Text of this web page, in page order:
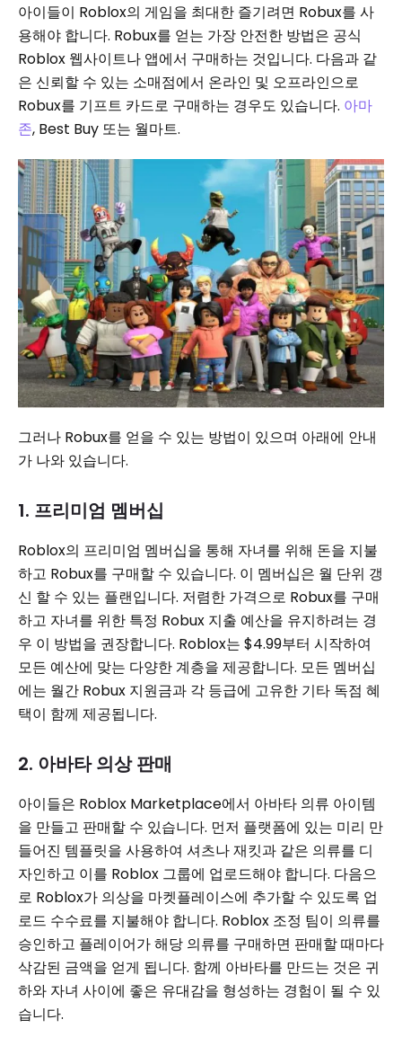
아이들이 Roblox의 게임을 최대한 즐기려면 Robux를 사
용해야 합니다. Robux를 얻는 가장 안전한 방법은 공식
Roblox 웹사이트나 앱에서 구매하는 것입니다. 다음과 같
은 신뢰할 수 있는 소매점에서 온라인 및 오프라인으로
Robux를 기프트 카드로 구매하는 경우도 있습니다. 아마
존, Best Buy 또는 월마트.
그러나 Robux를 얻을 수 있는 방법이 있으며 아래에 안내
가 나와 있습니다.
1. 프리미엄 멤버십
Roblox의 프리미엄 멤버십을 통해 자녀를 위해 돈을 지불
하고 Robux를 구매할 수 있습니다. 이 멤버십은 월 단위 갱
신 할 수 있는 플랜입니다. 저렴한 가격으로 Robux를 구매
하고 자녀를 위한 특정 Robux 지출 예산을 유지하려는 경
우 이 방법을 권장합니다. Roblox는 $4.99부터 시작하여
모든 예산에 맞는 다양한 계층을 제공합니다. 모든 멤버십
에는 월간 Robux 지원금과 각 등급에 고유한 기타 독점 혜
택이 함께 제공됩니다.
2. 아바타 의상 판매
아이들은 Roblox Marketplace에서 아바타 의류 아이템
을 만들고 판매할 수 있습니다. 먼저 플랫폼에 있는 미리 만
들어진 템플릿을 사용하여 셔츠나 재킷과 같은 의류를 디
자인하고 이를 Roblox 그룹에 업로드해야 합니다. 다음으
로 Roblox가 의상을 마켓플레이스에 추가할 수 있도록 업
로드 수수료를 지불해야 합니다. Roblox 조정 ​​팀이 의류를
승인하고 플레이어가 해당 의류를 구매하면 판매할 때마다
삭감된 금액을 얻게 됩니다. 함께 아바타를 만드는 것은 귀
하와 자녀 사이에 좋은 유대감을 형성하는 경험이 될 수 있
습니다.